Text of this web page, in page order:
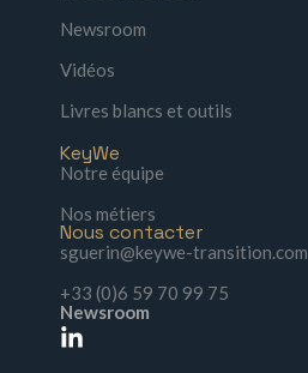
Newsroom
Vidéos
Livres blancs et outils
KeyWe
Notre équipe
Nos métiers
Nous contacter
sguerin@keywe-transition.com
+33 (0)6 59 70 99 75
Newsroom